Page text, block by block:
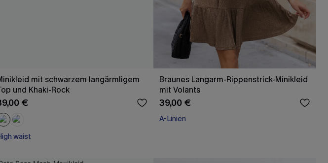
mit schwarzem langärmligem
und Khaki-Rock
€
waist
Braunes Langarm-Rippenstrick-Minikleid
mit Volants
39,00 €
A-Linien